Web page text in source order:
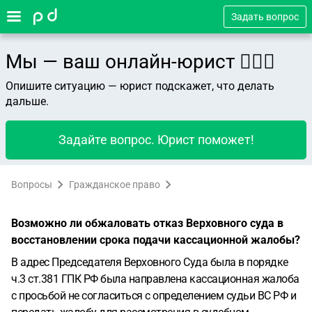
Задать вопрос
Мы — ваш онлайн-юрист 👨🏻‍⚖️
Опишите ситуацию — юрист подскажет, что делать
дальше.
Задайте вопрос. Юрист поможет!
Вопросы Гражданское право
Возможно ли обжаловать отказ Верховного суда в
восстановлении срока подачи кассационной жалобы?
В адрес Председателя Верховного Суда была в порядке
ч.3 ст.381 ГПК РФ была направлена кассационная жалоба
с просьбой не согласиться с определением судьи ВС РФ и